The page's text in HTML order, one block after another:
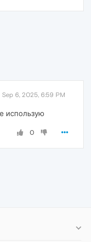
Sep 6, 2025, 6:59 PM
использую
0